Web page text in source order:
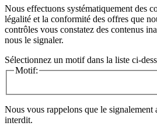
Nous effectuons systématiquement des
légalité et la conformité des offres que
contrôles vous constatez des contenus
nous le signaler.
Sélectionnez un motif dans la liste ci-
Motif:
Nous vous rappelons que le signalement
interdit.